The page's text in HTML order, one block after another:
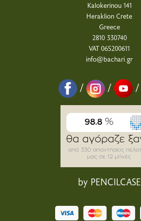
Kalokerinou 141
Heraklion Crete
Greece
2810 330740
VAT 065200611
info@bachari.gr
/ / /
by PENCILCASE